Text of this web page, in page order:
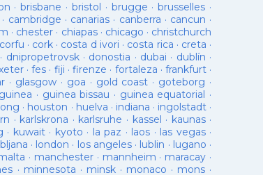
·brisbane · bristol · brugge ·brusselles ·
· cambridge · canarias · canberra · cancun ·
· chester · chiapas· chicago · christchurch
corfu · cork · costa d ivori · costa rica · creta ·
dnipropetrovsk· donostia · dubai · dublín ·
· fes · fiji · firenze · fortaleza · frankfurt ·
· glasgow· goa · gold coast · goteborg ·
guinea · guinea bissau · guinea equatorial ·
· houston · huelva · indiana · ingolstadt·
· karlskrona · karlsruhe · kassel · kaunas·
· kuwait· kyoto · la paz · laos · las vegas·
· london · los angeles· lublin · lugano ·
· manchester · mannheim · maracay ·
· minnesota · minsk· monaco · mons ·